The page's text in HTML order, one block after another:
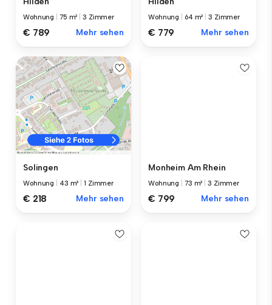
Wohnung 75 m² |3 Zimmer
€ 789 Mehr sehen
Wohnung 64 m² |3 Zimmer
€ 779 Mehr sehen
Solingen
Wohnung 43 m² |1 Zimmer
€ 218 Mehr sehen
Monheim Am Rhein
Wohnung 73 m² |3 Zimmer
€ 799 Mehr sehen